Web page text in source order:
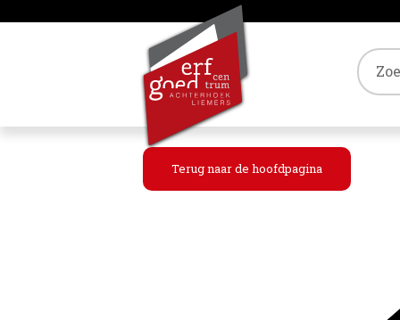
Terug naar de hoofdpagina